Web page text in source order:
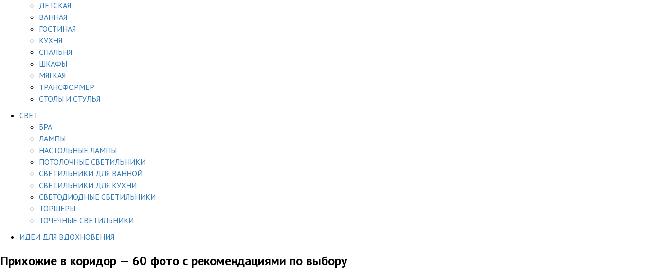
ДЕТСКАЯ
ВАННАЯ
ГОСТИНАЯ
КУХНЯ
СПАЛЬНЯ
ШКАФЫ
МЯГКАЯ
ТРАНСФОРМЕР
СТОЛЫ И СТУЛЬЯ
СВЕТ
БРА
ЛАМПЫ
НАСТОЛЬНЫЕ ЛАМПЫ
ПОТОЛОЧНЫЕ СВЕТИЛЬНИКИ
СВЕТИЛЬНИКИ ДЛЯ ВАННОЙ
СВЕТИЛЬНИКИ ДЛЯ КУХНИ
СВЕТОДИОДНЫЕ СВЕТИЛЬНИКИ
ТОРШЕРЫ
ТОЧЕЧНЫЕ СВЕТИЛЬНИКИ
ИДЕИ ДЛЯ ВДОХНОВЕНИЯ
Прихожие в коридор — 60 фото с рекомендациями по выбору